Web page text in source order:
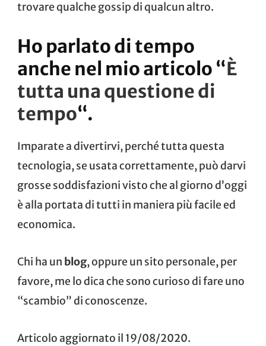
trovare qualche gossip di qualcun altro.
Ho parlato di tempo
anche nel mio articolo “È
tutta una questione di
tempo“.
Imparate a divertirvi, perché tutta questa
tecnologia, se usata correttamente, può darvi
grosse soddisfazioni visto che al giorno d’oggi
è alla portata di tutti in maniera più facile ed
economica.
Chi ha un blog, oppure un sito personale, per
favore, me lo dica che sono curioso di fare uno
“scambio” di conoscenze.
Articolo aggiornato il 19/08/2020.